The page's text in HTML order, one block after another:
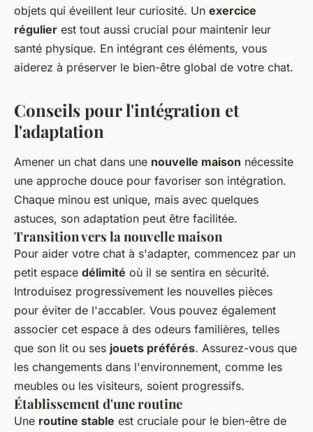
objets qui éveillent leur curiosité. Un exercice
régulier est tout aussi crucial pour maintenir leur
santé physique. En intégrant ces éléments, vous
aiderez à préserver le bien-être global de votre chat.
Conseils pour l'intégration et
l'adaptation
Amener un chat dans une nouvelle maison nécessite
une approche douce pour favoriser son intégration.
Chaque minou est unique, mais avec quelques
astuces, son adaptation peut être facilitée.
Transition vers la nouvelle maison
Pour aider votre chat à s'adapter, commencez par un
petit espace délimité où il se sentira en sécurité.
Introduisez progressivement les nouvelles pièces
pour éviter de l'accabler. Vous pouvez également
associer cet espace à des odeurs familières, telles
que son lit ou ses jouets préférés. Assurez-vous que
les changements dans l'environnement, comme les
meubles ou les visiteurs, soient progressifs.
Établissement d'une routine
Une routine stable est cruciale pour le bien-être de